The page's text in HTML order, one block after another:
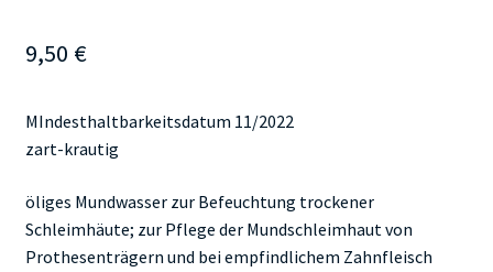
9,50 €
MIndesthaltbarkeitsdatum 11/2022
zart-krautig
öliges Mundwasser zur Befeuchtung trockener
Schleimhäute; zur Pflege der Mundschleimhaut von
Prothesenträgern und bei empfindlichem Zahnfleisch